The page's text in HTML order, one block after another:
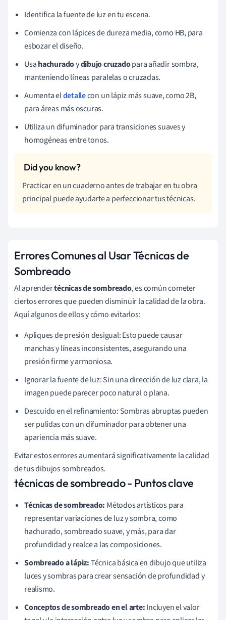
Identifica la fuente de luz en tu escena.
Comienza con lápices de dureza media, como HB, para
esbozar el diseño.
Usahachuradoydibujo cruzadopara añadir sombra,
manteniendo líneas paralelas o cruzadas.
Aumenta eldetallecon un lápiz más suave, como 2B,
para áreas más oscuras.
Utiliza un difuminador para transiciones suaves y
homogéneas entre tonos.
Practicar en un cuaderno antes de trabajar en tu obra
principal puede ayudarte a perfeccionar tus técnicas.
Errores Comunes al Usar Técnicas de
Sombreado
Al aprendertécnicas de sombreado, es común cometer
ciertos errores que pueden disminuir la calidad de la obra.
Aquí algunos de ellos y cómo evitarlos:
Apliques de presión desigual: Esto puede causar
manchas y líneas inconsistentes, asegurando una
presión firme y armoniosa.
Ignorar la fuente de luz: Sin una dirección de luz clara, la
imagen puede parecer poco natural o plana.
Descuido en el refinamiento: Sombras abruptas pueden
ser pulidas con un difuminador para obtener una
apariencia más suave.
Evitar estos errores aumentará significativamente la calidad
de tus dibujos sombreados.
técnicas de sombreado - Puntos clave
Técnicas de sombreado: Métodos artísticos para
representar variaciones de luz y sombra, como
hachurado, sombreado suave, y más, para dar
profundidad y realce a las composiciones.
Sombreado a lápiz:Técnica básica en dibujo que utiliza
luces y sombras para crear sensación de profundidad y
realismo.
Conceptos de sombreado en el arte:Incluyen el valor